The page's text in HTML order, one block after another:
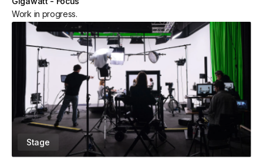
Work in progress.
Stage